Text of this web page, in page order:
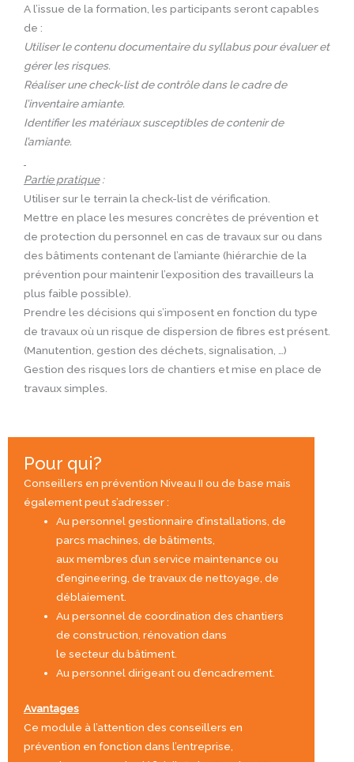
A l’issue de la formation, les participants seront capables
de :
Utiliser le contenu documentaire du syllabus pour évaluer et
gérer les risques.
Réaliser une check-list de contrôle dans le cadre de
l’inventaire amiante.
Identifier les matériaux susceptibles de contenir de
l’amiante.
Partie pratique:
Utiliser sur le terrain la check-list de vérification.
Mettre en place les mesures concrètes de prévention et
de protection du personnel en cas de travaux sur ou dans
des bâtiments contenant de l’amiante (hiérarchie de la
prévention pour maintenir l’exposition des travailleurs la
plus faible possible).
Prendre les décisions qui s’imposent en fonction du type
de travaux où un risque de dispersion de fibres est présent.
(Manutention, gestion des déchets, signalisation, …)
Gestion des risques lors de chantiers et mise en place de
travaux simples.
Pour qui?
Conseillers en prévention Niveau II ou de base mais
également peut s’adresser :
Au personnel gestionnaire d’installations, de
parcs machines, de bâtiments,
aux membres d’un service maintenance ou
d’engineering, de travaux de nettoyage, de
déblaiement.
Au personnel de coordination des chantiers
de construction, rénovation dans
le secteur du bâtiment.
Au personnel dirigeant ou d’encadrement.
Avantages
Ce module à l’attention des conseillers en
prévention en fonction dans l’entreprise,